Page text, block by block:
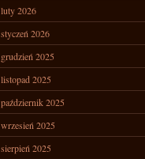
luty 2026
styczeń 2026
grudzień 2025
listopad 2025
październik 2025
wrzesień 2025
sierpień 2025